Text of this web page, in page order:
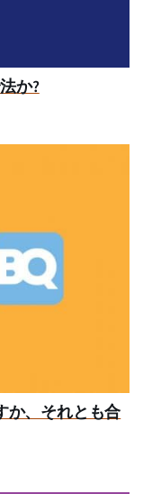
か?
か、それとも合